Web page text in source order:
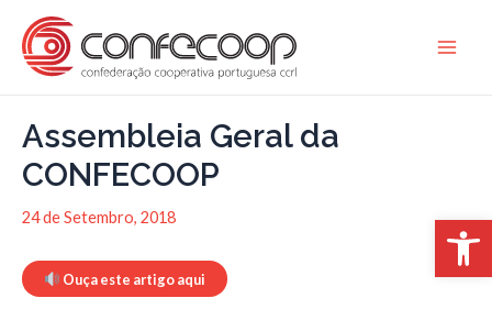
content
Assembleia Geral da
CONFECOOP
24 de Setembro, 2018
Ouça este artigo aqui